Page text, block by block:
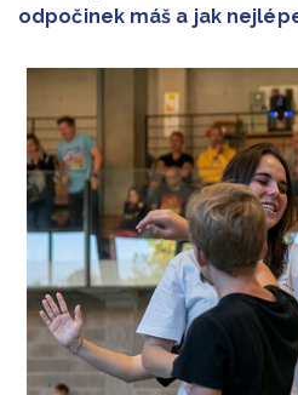
odpočinek máš a jak